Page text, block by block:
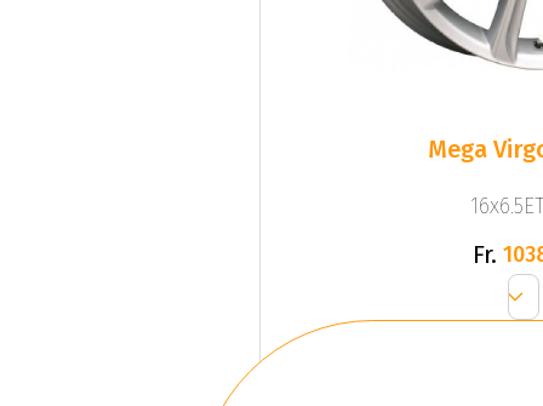
Mega
Fr.